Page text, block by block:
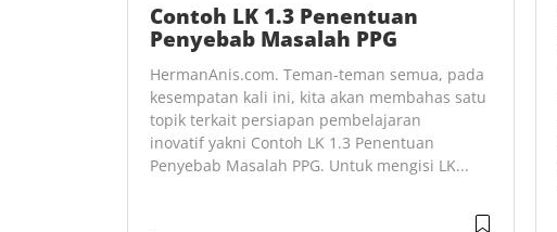
Contoh LK 1.3 Penentuan
Penyebab Masalah PPG
HermanAnis.com. Teman-teman semua, pada
kesempatan kali ini, kita akan membahas satu
topik terkait persiapan pembelajaran
inovatif yakni Contoh LK 1.3 Penentuan
Penyebab Masalah PPG. Untuk mengisi LK...